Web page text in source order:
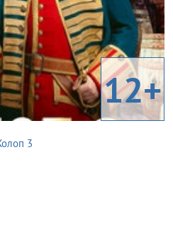
12+
3